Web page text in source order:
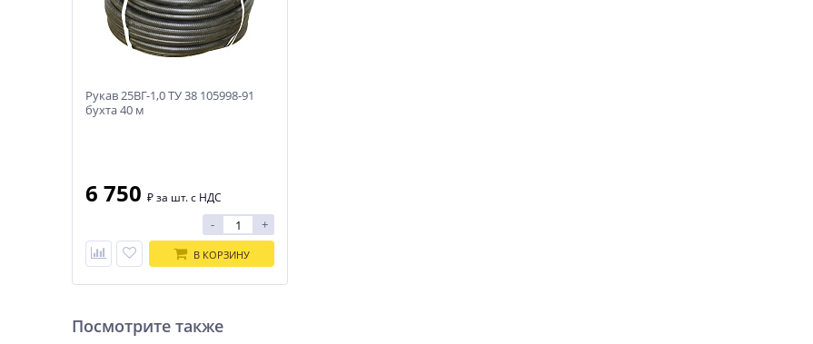
Рукав 25ВГ-1,0 ТУ 38 105998-91
бухта 40 м
6 750 ₽за шт. с НДС
- +
В КОРЗИНУ
Посмотрите также